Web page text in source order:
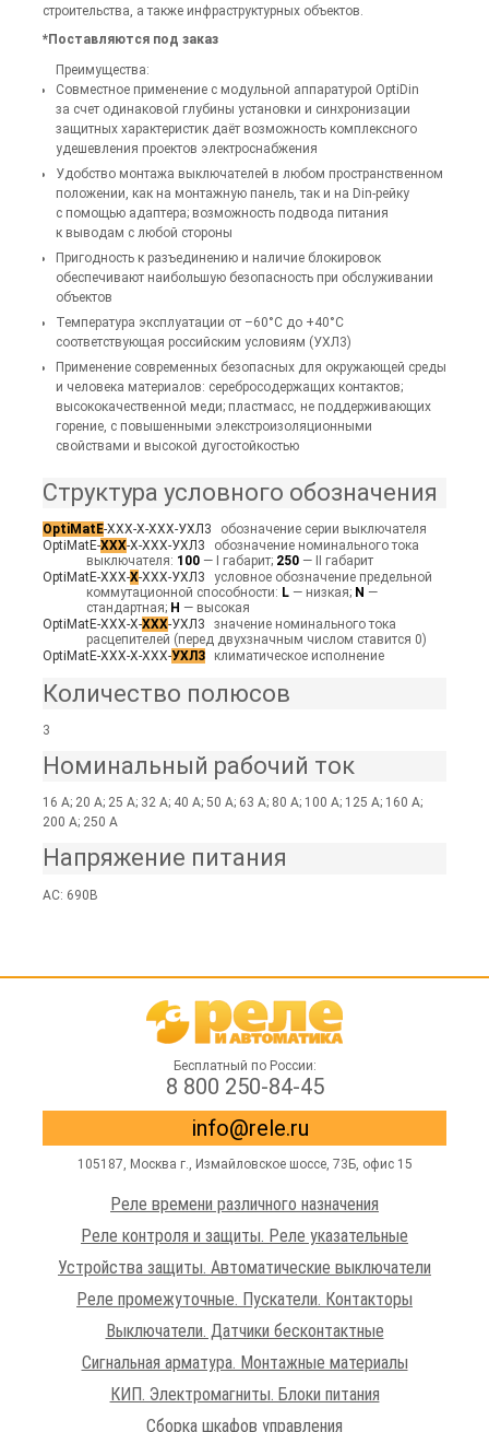
строительства, а также инфраструктурных объектов.
*Поставляются под заказ
Преимущества:
Совместное применение с модульной аппаратурой OptiDin
за счет одинаковой глубины установки и синхронизации
защитных характеристик даёт возможность комплексного
удешевления проектов электроснабжения
Удобство монтажа выключателей в любом пространственном
положении, как на монтажную панель, так и на Din-рейку
с помощью адаптера; возможность подвода питания
к выводам с любой стороны
Пригодность к разъединению и наличие блокировок
обеспечивают наибольшую безопасность при обслуживании
объектов
Температура эксплуатации от –60°С до +40°С
соответствующая российским условиям (УХЛ3)
Применение современных безопасных для окружающей среды
и человека материалов: серебросодержащих контактов;
высококачественной меди; пластмасс, не поддерживающих
горение, с повышенными элекстроизоляционными
свойствами и высокой дугостойкостью
Структура условного обозначения
OptiMatE-XXX-X-XXX-УХЛ3
обозначение серии выключателя
OptiMatE-ХХХ-Х-ХXX-УХЛ3
обозначение номинального тока
выключателя: 100 — I габарит; 250 — II габарит
OptiMatE-XXX-Х-XXX-УХЛ3
условное обозначение предельной
коммутационной способности: L — низкая; N —
стандартная; H — высокая
OptiMatE-XXX-X-ХХХ-УХЛ3
значение номинального тока
расцепителей (перед двухзначным числом ставится 0)
OptiMatE-XXX-X-XXX-УХЛ3 климатическое исполнение
Количество полюсов
3
Номинальный рабочий ток
16 А; 20 А; 25 А; 32 А; 40 А; 50 А; 63 А; 80 А; 100 А; 125 А; 160 А;
200 А; 250 А
Напряжение питания
AC: 690В
Бесплатный по России:
8 800 250-84-45
info@rele.ru
105187, Москва г. Измайловское шоссе, 73Б, офис 15
Реле времени различного назначения
Реле контроля и защиты. Реле указательные
Устройства защиты. Автоматические выключатели
Реле промежуточные. Пускатели. Контакторы
Выключатели. Датчики бесконтактные
Сигнальная арматура. Монтажные материалы
КИП. Электромагниты. Блоки питания
Сборка шкафов управления